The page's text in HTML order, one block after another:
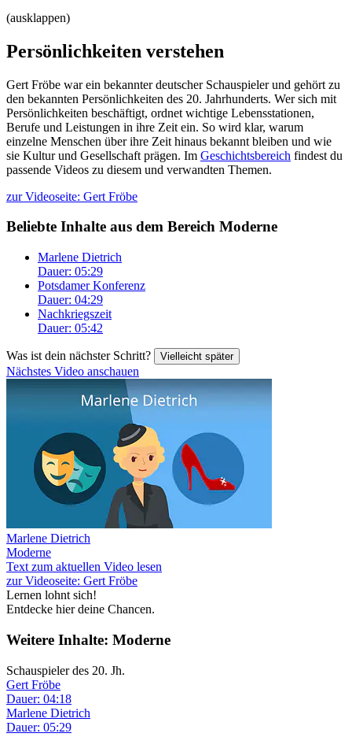
(ausklappen)
Persönlichkeiten verstehen
Gert Fröbe war ein bekannter deutscher Schauspieler und gehört zu
den bekannten Persönlichkeiten des 20. Jahrhunderts. Wer sich mit
Persönlichkeiten beschäftigt, ordnet wichtige Lebensstationen,
Berufe und Leistungen in ihre Zeit ein. So wird klar, warum
einzelne Menschen über ihre Zeit hinaus bekannt bleiben und wie
sie Kultur und Gesellschaft prägen. Im Geschichtsbereich findest du
passende Videos zu diesem und verwandten Themen.
zur Videoseite: Gert Fröbe
Beliebte Inhalte aus dem Bereich Moderne
Marlene Dietrich
Dauer: 05:29
Potsdamer Konferenz
Dauer: 04:29
Nachkriegszeit
Dauer: 05:42
Was ist dein nächster Schritt? Vielleicht später
Nächstes Video anschauen
Marlene Dietrich
Moderne
Text zum aktuellen Video lesen
zur Videoseite: Gert Fröbe
Lernen lohnt sich!
Entdecke hier deine Chancen.
Weitere Inhalte: Moderne
Schauspieler des 20. Jh.
Gert Fröbe
Dauer: 04:18
Marlene Dietrich
Dauer: 05:29